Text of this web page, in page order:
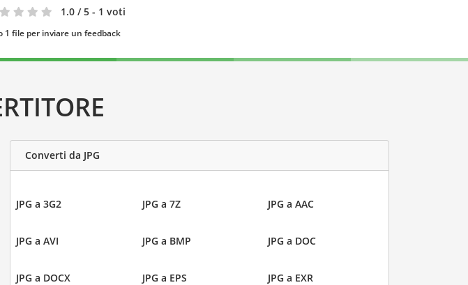
1.0 / 5 - 1 voti
1 file per inviare un feedback
Converti da JPG
JPG a 3G2 JPG a 7Z JPG a AAC
JPG a AVI JPG a BMP JPG a DOC
JPG a DOCX JPG a EPS JPG a EXR